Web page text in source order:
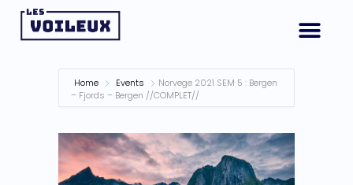
Home Events
Norvege 2021 SEM 5 : Bergen
– Fjords – Bergen //COMPLET//